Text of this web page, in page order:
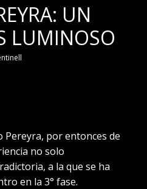
UN
LUMINOSO
Pereyra, por entonces de
no solo
a la que se ha
en la 3° fase.